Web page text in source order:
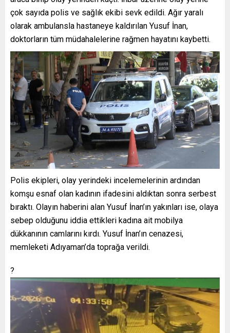
çok sayıda polis ve sağlık ekibi sevk edildi. Ağır yaralı
olarak ambulansla hastaneye kaldırılan Yusuf İnan,
doktorların tüm müdahalelerine rağmen hayatını kaybetti.
Polis ekipleri, olay yerindeki incelemelerinin ardından
komşu esnaf olan kadının ifadesini aldıktan sonra serbest
bıraktı. Olayın haberini alan Yusuf İnan’ın yakınları ise, olaya
sebep olduğunu iddia ettikleri kadına ait mobilya
dükkanının camlarını kırdı. Yusuf İnan’ın cenazesi,
memleketi Adıyaman’da toprağa verildi.
?